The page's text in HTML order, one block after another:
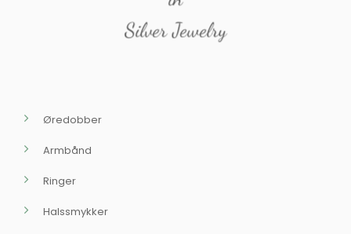
Silver Jewelry
Øredobber
Armbånd
Ringer
Halssmykker